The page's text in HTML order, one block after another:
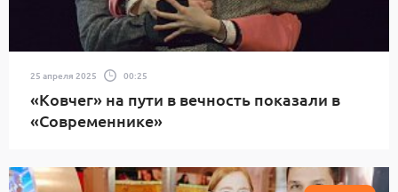
25 апреля 2025 00:25
«Ковчег» на пути в вечность показали в
«Современнике»